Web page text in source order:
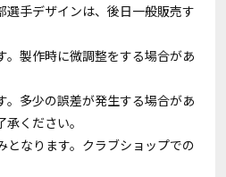
選手デザインは、後日一般販売す
。製作時に微調整をする場合があ
。多少の誤差が発生する場合があ
ください。
となります。クラブショップでの